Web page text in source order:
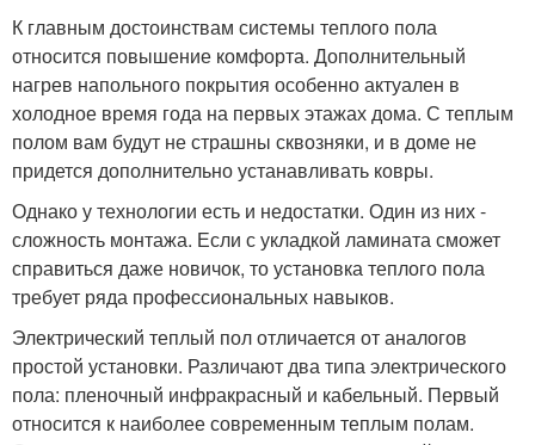
К главным достоинствам системы теплого пола
относится повышение комфорта. Дополнительный
нагрев напольного покрытия особенно актуален в
холодное время года на первых этажах дома. С теплым
полом вам будут не страшны сквозняки, и в доме не
придется дополнительно устанавливать ковры.
Однако у технологии есть и недостатки. Один из них -
сложность монтажа. Если с укладкой ламината сможет
справиться даже новичок, то установка теплого пола
требует ряда профессиональных навыков.
Электрический теплый пол отличается от аналогов
простой установки. Различают два типа электрического
пола: пленочный инфракрасный и кабельный. Первый
относится к наиболее современным теплым полам.